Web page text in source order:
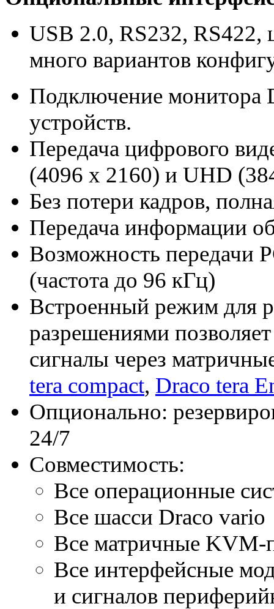
USB 2.0, RS232, RS422,
много вариантов
Подключение
устройств.
Передача цифрового
(4096 x 2160) и UHD
Без потери кадров,
Передача информации
Возможность передачи
(частота до 96 кГц)
Встроенный режим для
разрешениями
сигналы через
tera compact, Draco tera
Опционально:
24/7
Совместимость:
Все операционные
Все шасси Draco vario
Все матричные KVM-
Все интерфейсные
и сигналов